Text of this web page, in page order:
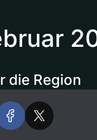
die Region